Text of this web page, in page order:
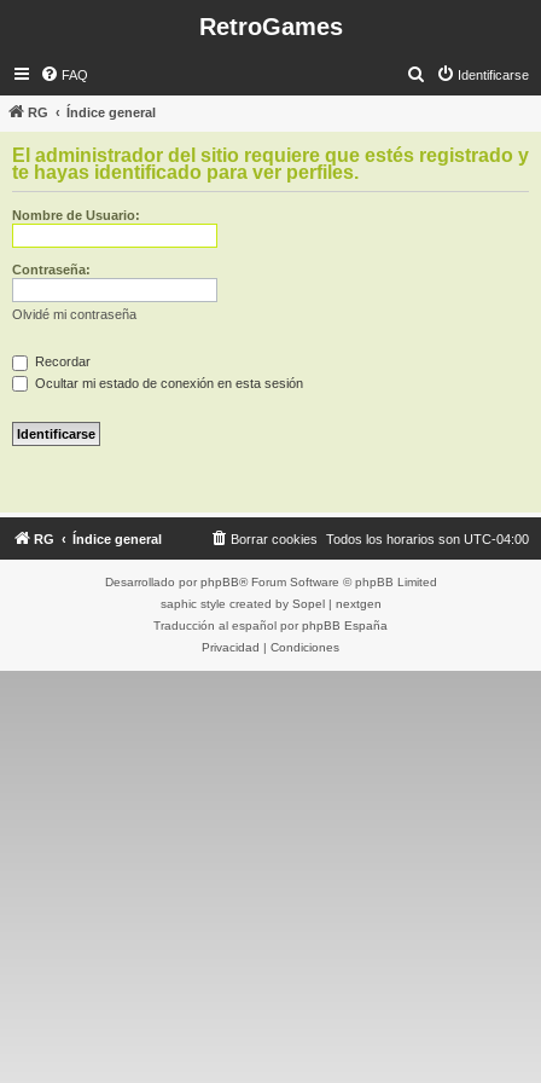
RetroGames
FAQ Identificarse
s
c
a
RG Índice general
El administrador del sitio requiere que estés registrado y
te hayas identificado para ver perfiles.
Nombre de Usuario:
Contraseña:
Olvidé mi contraseña
Recordar
Ocultar mi estado de conexión en esta sesión
RG Índice general Todos los horarios son UTC-04:00
Borrar cookies
Desarrollado por phpBB® Forum Software © phpBB Limited
saphic style created by Sopel| nextgen
Traducción al español por phpBB España
Privacidad | Condiciones